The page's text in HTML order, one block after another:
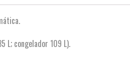
L; congelador 109 L).